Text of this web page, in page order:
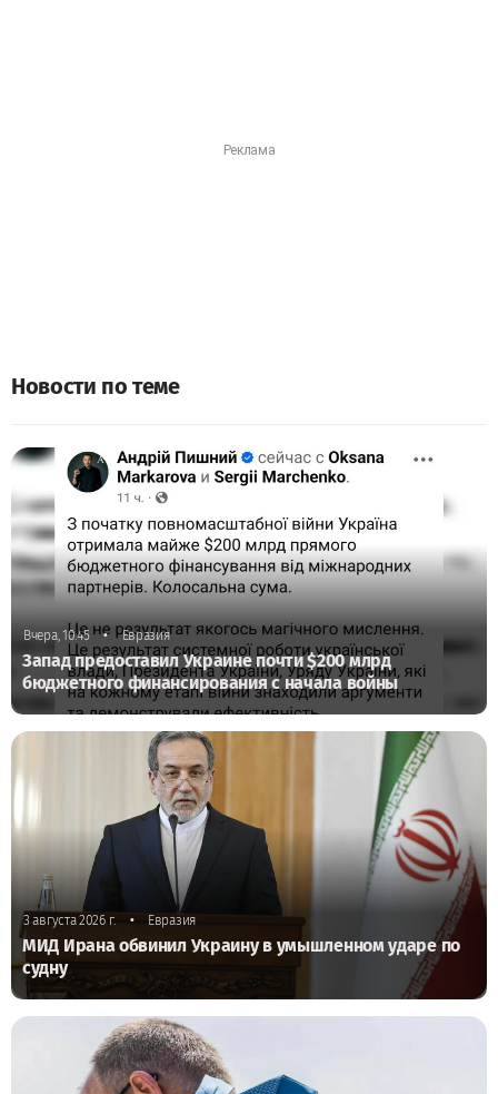
Новости по теме
Вчера, 10:45 • Евразия
Запад предоставил Украине почти $200 млрд
бюджетного финансирования с начала войны
3 августа 2026 г. • Евразия
МИД Ирана обвинил Украину в умышленном ударе по
судну